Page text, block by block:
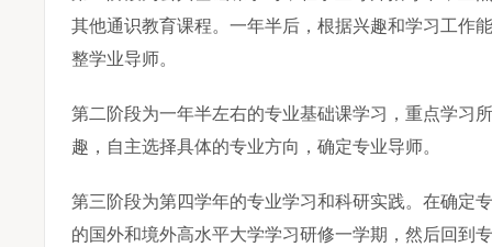
其他通识教育课程。一年半后，根据兴趣和学习工作
整学业导师。
第二阶段为一年半左右的专业基础课学习，重点学习
趣，自主选择具体的专业方向，确定专业导师。
第三阶段为第四学年的专业学习和科研实践。在确定
的国外和境外高水平大学学习研修一学期，然后回到